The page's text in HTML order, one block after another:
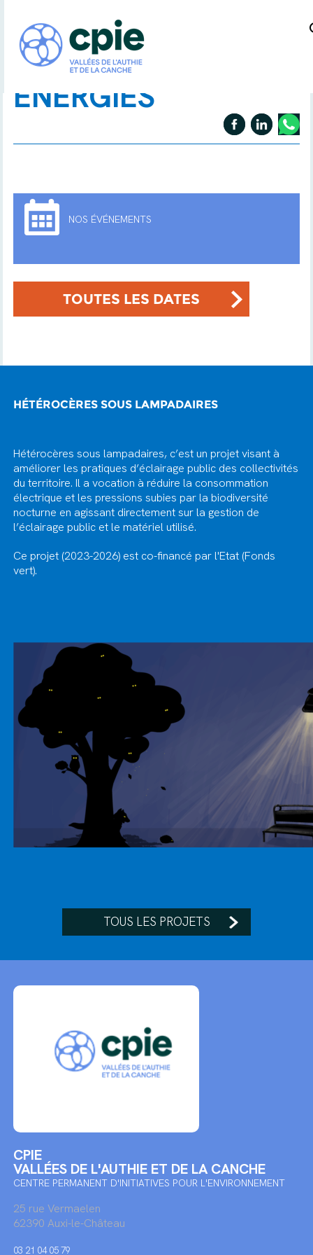
ÉNERGIES
NOS ÉVÉNEMENTS
TOUTES LES DATES
HÉTÉROCÈRES SOUS LAMPADAIRES
Hétérocères sous lampadaires, c’est un projet visant à
améliorer les pratiques d’éclairage public des collectivités
du territoire. Il a vocation à réduire la consommation
électrique et les pressions subies par la biodiversité
nocturne en agissant directement sur la gestion de
l’éclairage public et le matériel utilisé.
Ce projet (2023-2026) est co-financé par l'Etat (Fonds
vert).
TOUS LES PROJETS
CPIE
VALLÉES DE L'AUTHIE ET DE LA CANCHE
CENTRE PERMANENT D'INITIATIVES POUR L'ENVIRONNEMENT
25 rue Vermaelen
62390 Auxi-le-Château
03 21 04 05 79